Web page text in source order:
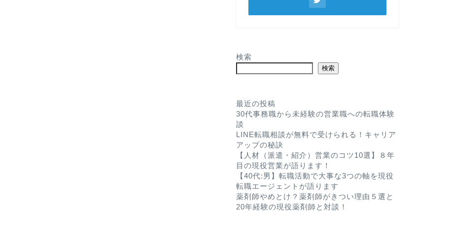
検索
検索
最近の投稿
30代事務職から未経験の営業職への転職体験
談
LINE転職相談が無料で受けられる！キャリア
アップの秘訣
【人材（派遣・紹介）営業のコツ10選】８年
目の現役営業が語ります！
【40代:男】転職活動で大事な3つの軸を現役
転職エージェントが語ります
薬剤師やめとけ？薬剤師がきつい理由５選と
20年経験の現役薬剤師と対談！